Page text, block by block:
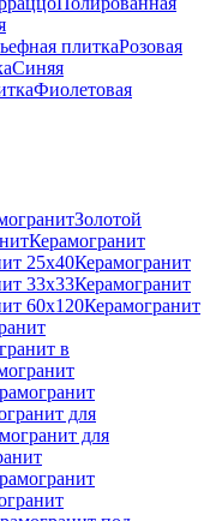
плиткаРозовая
Синяя
Фиолетовая
Золотой
Керамогранит
25x40Керамогранит
33x33Керамогранит
60x120Керамогранит
в
для
для